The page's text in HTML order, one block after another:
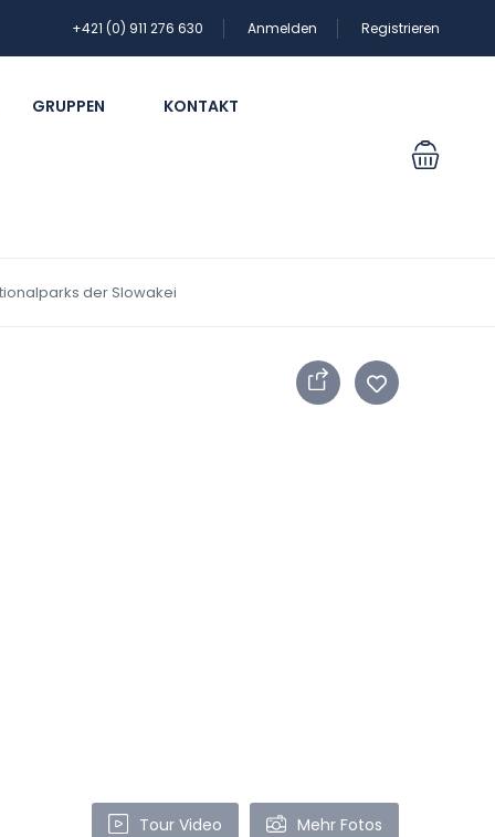
+421 (0) 911 276 630 Anmelden Registrieren
GRUPPEN KONTAKT
der Slowakei
Tour Video Mehr Fotos